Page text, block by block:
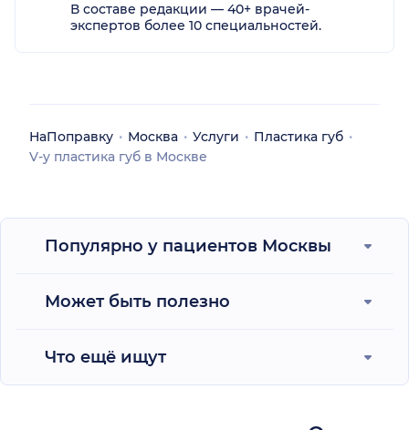
В составе редакции — 40+ врачей-
экспертов более 10 специальностей.
НаПоправку Москва Услуги
Пластика губ
V-y пластика губ в Москве
Популярно у пациентов Москвы
Может быть полезно
Что ещё ищут